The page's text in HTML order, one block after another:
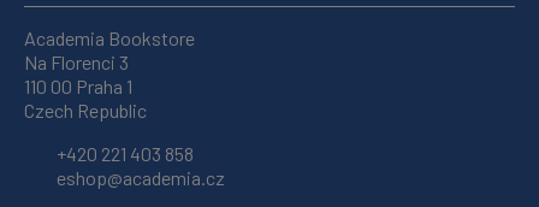
Academia Bookstore
Na Florenci 3
110 00 Praha 1
Czech Republic
+420 221 403 858
eshop@academia.cz